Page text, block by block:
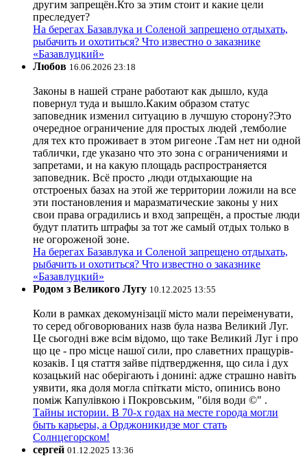
другим запрещён.Кто за этим стоит и какие цели
преследует?
На берегах Базавлука и Соленой запрещено отдыхать,
рыбачить и охотиться? Что известно о заказнике
«Базавлуцкий»
Любов 16.06.2026 23:18
Законы в нашей стране работают как дышло, куда
повернул туда и вышло.Каким образом статус
заповедник изменил ситуацию в лучшую сторону?Это
очередное ограничение для простых людей ,темболие
для тех кто проживает в этом ригеоне .Там нет ни одной
таблички, где указано что это зона с ограничениями и
запретами, и на какую площадь распространяется
заповедник. Всё просто ,люди отдыхающие на
отстроеных базах на этой же территории ложили на все
эти постановления и маразматические законы у них
свои права оградились и вход запрещён, а простые люди
будут платить штрафы за тот же самый отдых только в
не огороженой зоне.
На берегах Базавлука и Соленой запрещено отдыхать,
рыбачить и охотиться? Что известно о заказнике
«Базавлуцкий»
Родом з Великого Лугу 10.12.2025 13:55
Коли в рамках декомунізації місто мали переіменувати,
то серед обговорюваних назв була назва Великий Луг.
Це сьогодні вже всім відомо, що таке Великий Луг і про
що це - про місце нашої сили, про славетних пращурів-
козаків. І ця стаття зайве підтвердження, що сила і дух
козацький нас оберігають і донині: адже страшно навіть
уявити, яка доля могла спіткати місто, опинись воно
поміж Капулівкою і Покровським, "біля води ©" .
Тайны истории. В 70-х годах на месте города могли
быть карьеры, а Орджоникидзе мог стать
Солнцегорском!
сергей 01.12.2025 13:36